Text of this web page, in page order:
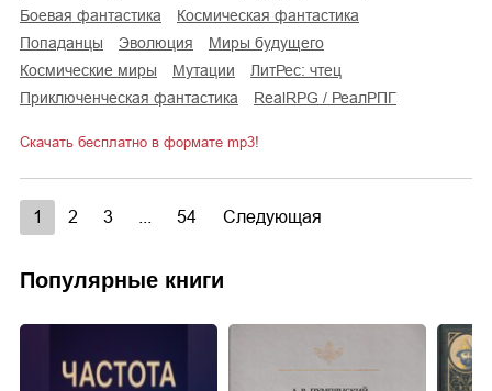
боевая фантастика
космическая фантастика
попаданцы
эволюция
миры будущего
космические миры
мутации
ЛитРес: чтец
приключенческая фантастика
RealRPG / РеалРПГ
Скачать бесплатно в формате mp3!
1 2 3 54 Следующая
Популярные книги